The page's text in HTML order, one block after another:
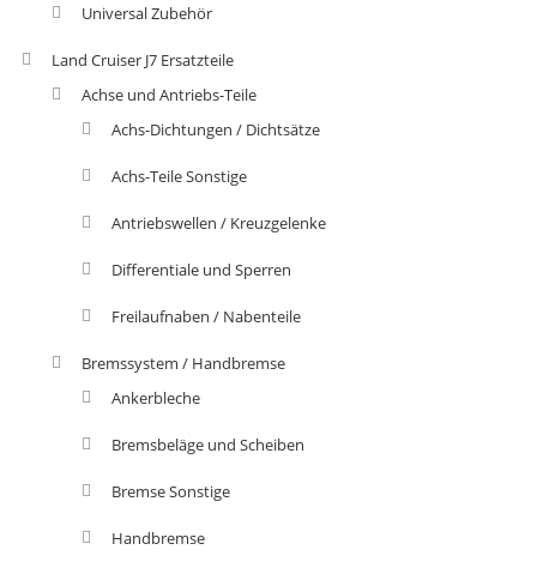
Universal Zubehör
Land Cruiser J7 Ersatzteile
Achse und Antriebs-Teile
Achs-Dichtungen / Dichtsätze
Achs-Teile Sonstige
Antriebswellen / Kreuzgelenke
Differentiale und Sperren
Freilaufnaben / Nabenteile
Bremssystem / Handbremse
Ankerbleche
Bremsbeläge und Scheiben
Bremse Sonstige
Handbremse